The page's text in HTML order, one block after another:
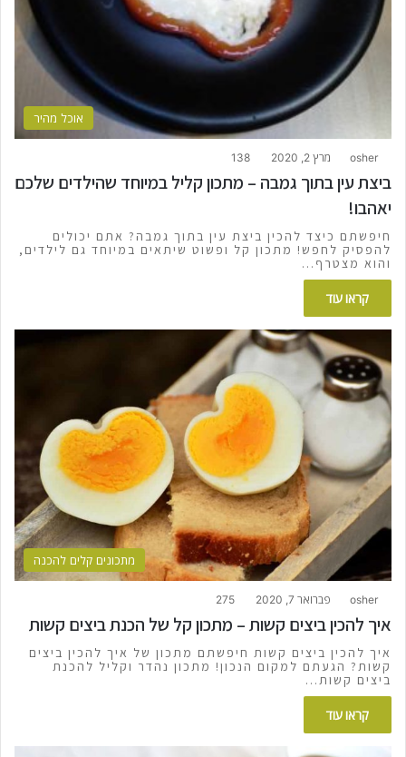
אוכל מהיר
osher מרץ 2, 2020 138
ביצת עין בתוך גמבה – מתכון קליל במיוחד שהילדים שלכם
יאהבו!
חיפשתם כיצד להכין ביצת עין בתוך גמבה? אתם יכולים
להפסיק לחפש! מתכון קל ופשוט שיתאים במיוחד גם לילדים,
והוא מצטרף…
קראו עוד
מתכונים קלים להכנה
osher פברואר 7, 2020 275
איך להכין ביצים קשות – מתכון קל של הכנת ביצים קשות
איך להכין ביצים קשות חיפשתם מתכון של איך להכין ביצים
קשות? הגעתם למקום הנכון! מתכון נהדר וקליל להכנת
ביצים קשות…
קראו עוד